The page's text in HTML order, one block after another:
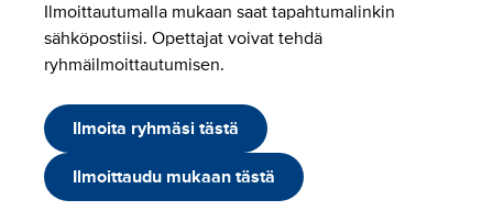
Ilmoittautumalla mukaan saat tapahtumalinkin
sähköpostiisi. Opettajat voivat tehdä
ryhmäilmoittautumisen.
Ilmoita ryhmäsi tästä
Ilmoittaudu mukaan tästä